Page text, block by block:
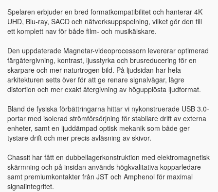
Spelaren erbjuder en bred formatkompatibilitet och hanterar 4K
UHD, Blu-ray, SACD och nätverksuppspelning, vilket gör den till
ett komplett nav för både film- och musikälskare.
Den uppdaterade Magnetar-videoprocessorn levererar optimerad
färgåtergivning, kontrast, ljusstyrka och brusreducering för en
skarpare och mer naturtrogen bild. På ljudsidan har hela
arkitekturen setts över för att ge renare signalvägar, lägre
distortion och mer exakt återgivning av högupplösta ljudformat.
Bland de fysiska förbättringarna hittar vi nykonstruerade USB 3.0-
portar med isolerad strömförsörjning för stabilare drift av externa
enheter, samt en ljuddämpad optisk mekanik som både ger
tystare drift och mer precis avläsning av skivor.
Chassit har fått en dubbellagerkonstruktion med elektromagnetisk
skärmning och på insidan används högkvalitativa kopparledare
samt premiumkontakter från JST och Amphenol för maximal
signalintegritet.